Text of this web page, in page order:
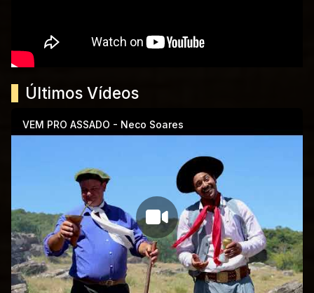
Últimos Vídeos
VEM PRO ASSADO - Neco Soares